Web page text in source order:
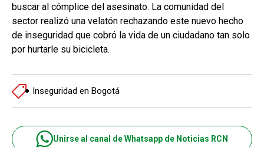
buscar al cómplice del asesinato. La comunidad del
sector realizó una velatón rechazando este nuevo hecho
de inseguridad que cobró la vida de un ciudadano tan solo
por hurtarle su bicicleta.
Inseguridad en Bogotá
Unirse al canal de Whatsapp de Noticias RCN